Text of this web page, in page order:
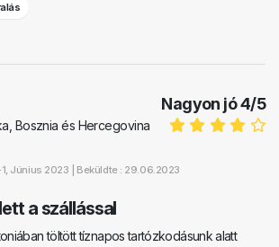
Nagyon jó4/5
Bosznia és Hercegovina
, Június 2023 | Beküldte : 29.06.2023
a szállással
töltött tíznapos tartózkodásunk alatt